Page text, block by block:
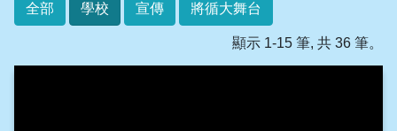
全部 學校 宣傳 將循大舞台
顯示 1-15 筆, 共 36 筆。